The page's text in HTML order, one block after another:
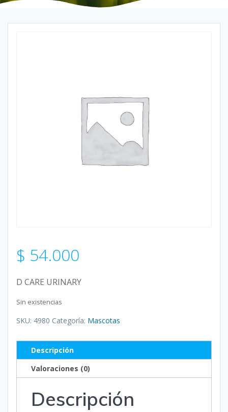
$ 54.000
D CARE URINARY
Sin existencias
SKU: 4980 Categoría: Mascotas
Descripción
Valoraciones (0)
Descripción